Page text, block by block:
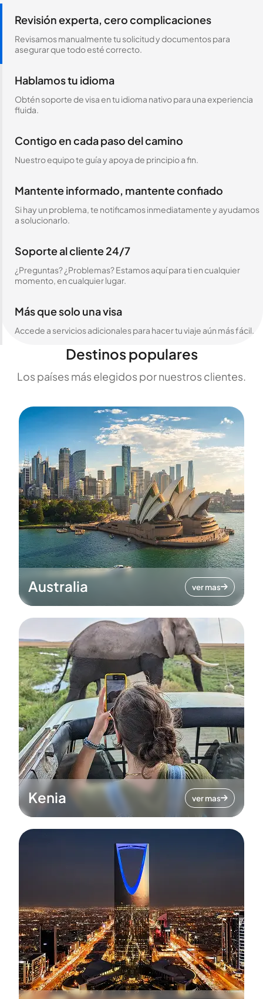
Revisión experta, cero complicaciones
Revisamos manualmente tu solicitud y documentos para
asegurar que todo esté correcto.
Hablamos tu idioma
Obtén soporte de visa en tu idioma nativo para una experiencia
fluida.
Contigo en cada paso del camino
Nuestro equipo te guía y apoya de principio a fin.
Mantente informado, mantente confiado
Si hay un problema, te notificamos inmediatamente y ayudamos
a solucionarlo.
Soporte al cliente 24/7
¿Preguntas? ¿Problemas? Estamos aquí para ti en cualquier
momento, en cualquier lugar.
Más que solo una visa
Accede a servicios adicionales para hacer tu viaje aún más fácil.
Destinos populares
Los países más elegidos por nuestros clientes.
Australia ver mas
Kenia ver mas